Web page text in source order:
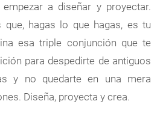
a diseñar y proyectar.
hagas lo que hagas, es tu
esa triple conjunción que te
para despedirte de antiguos
y no quedarte en una mera
Diseña, proyecta y crea.